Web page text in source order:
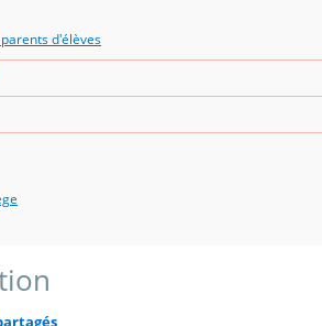
d'élèves